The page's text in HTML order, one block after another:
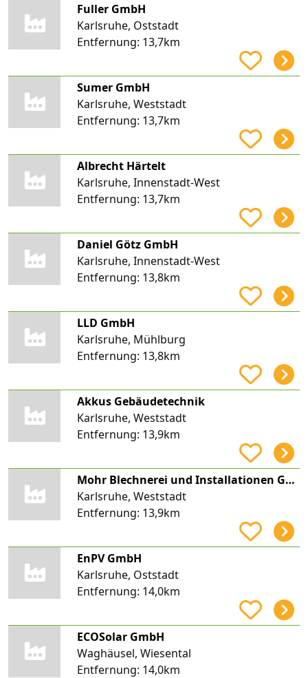
Fuller GmbH
Karlsruhe, Oststadt
Entfernung: 13,7km
Sumer GmbH
Karlsruhe, Weststadt
Entfernung: 13,7km
Albrecht Härtelt
Karlsruhe, Innenstadt-West
Entfernung: 13,7km
Daniel Götz GmbH
Karlsruhe, Innenstadt-West
Entfernung: 13,8km
LLD GmbH
Karlsruhe, Mühlburg
Entfernung: 13,8km
Akkus Gebäudetechnik
Karlsruhe, Weststadt
Entfernung: 13,9km
Mohr Blechnerei und Installationen GmbH
Karlsruhe, Weststadt
Entfernung: 13,9km
EnPV GmbH
Karlsruhe, Oststadt
Entfernung: 14,0km
ECOSolar GmbH
Waghäusel, Wiesental
Entfernung: 14,0km